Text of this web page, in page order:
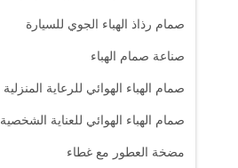
صمام رذاذ الهباء الجوي للسيارة
صناعة صمام الهباء
صمام الهباء الهوائي للرعاية المنزلية
صمام الهباء الهوائي للعناية الشخصية
مضخة العطور مع غطاء